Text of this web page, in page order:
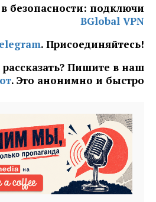
безопасности: подключи
BGlobal VPN
. Присоединяйтесь!
рассказать? Пишите в наш
. Это анонимно и быстро